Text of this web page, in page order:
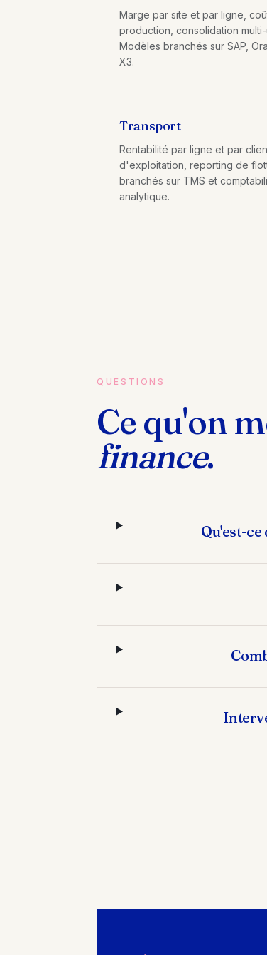
Marge par site et par ligne,
production, consolidation multi-
Modèles branchés sur SAP,
X3.
Transport
Rentabilité par ligne et par
d'exploitation, reporting de
branchés sur TMS et
analytique.
QUESTIONS
Ce qu'on
finance.
Qu'est-